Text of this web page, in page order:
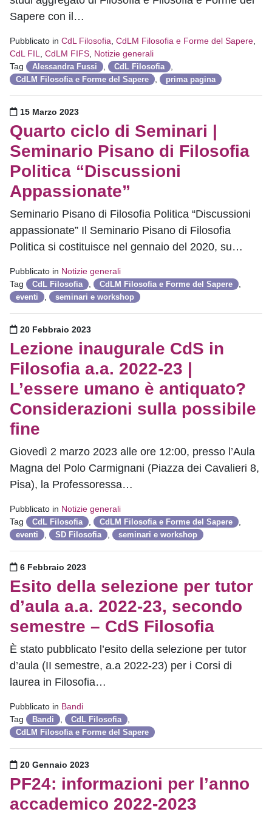
Sapere con il…
Pubblicato in CdL Filosofia CdLM Filosofia e Forme del Sapere
CdL FIL
CdLM FIFS Notizie generali
Tag
Alessandra Fussi CdL Filosofia
CdLM Filosofia e Forme del Sapere prima pagina
Pubblicato il
15 Marzo 2023
Quarto ciclo di Seminari |
Seminario Pisano di Filosofia
Politica “Discussioni
Appassionate”
Seminario Pisano di Filosofia Politica “Discussioni
appassionate” Il Seminario Pisano di Filosofia
Politica si costituisce nel gennaio del 2020, su…
Pubblicato in Notizie generali
Tag
CdL Filosofia CdLM Filosofia e Forme del Sapere
eventi seminari e workshop
Pubblicato il
20 Febbraio 2023
Lezione inaugurale CdS in
Filosofia a.a. 2022-23 |
L’essere umano è antiquato?
Considerazioni sulla possibile
fine
Giovedì 2 marzo 2023 alle ore 12:00, presso l’Aula
Magna del Polo Carmignani (Piazza dei Cavalieri 8,
Pisa), la Professoressa…
Pubblicato in Notizie generali
Tag
CdL Filosofia CdLM Filosofia e Forme del Sapere
eventi SD Filosofia seminari e workshop
Pubblicato il
6 Febbraio 2023
Esito della selezione per tutor
d’aula a.a. 2022-23, secondo
semestre – CdS Filosofia
È stato pubblicato l’esito della selezione per tutor
d’aula (II semestre, a.a 2022-23) per i Corsi di
laurea in Filosofia…
Pubblicato in Bandi
Tag
Bandi CdL Filosofia
CdLM Filosofia e Forme del Sapere
Pubblicato il
20 Gennaio 2023
PF24: informazioni per l’anno
accademico 2022-2023